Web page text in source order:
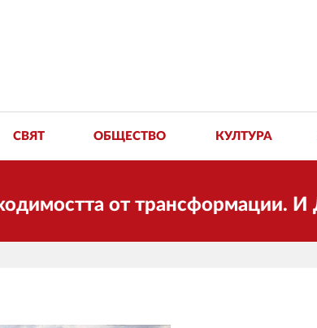
СВЯТ ОБЩЕСТВО КУЛТУРА
от трансформации. И ДУМА